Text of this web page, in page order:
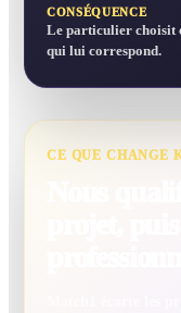
CONSÉQUENCE
Le particulier choisit
qui lui correspond.
CE QUE CHANGE